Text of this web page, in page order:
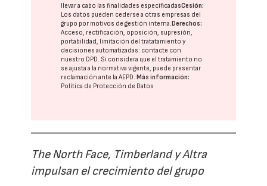
llevar a cabo las finalidades especificadasCesión:
Los datos pueden cederse a otras empresas del
grupo por motivos de gestión interna.Derechos:
Acceso, rectificación, oposición, supresión,
portabilidad, limitación del tratatamiento y
decisiones automatizadas: contacte con
nuestro DPD. Si considera que el tratamiento no
se ajusta a la normativa vigente, puede presentar
reclamación ante laAEPD.Más información:
Política de Protección de Datos
The North Face, Timberland y Altra
impulsan el crecimiento del grupo